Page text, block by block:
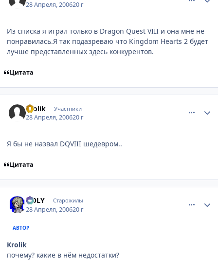
28 Апреля, 200620 г
Из списка я играл только в Dragon Quest VIII и она мне не
понравилась.Я так подазреваю что Kingdom Hearts 2 будет
лучше представленных здесь конкурентов.
Цитата
Krolik Участники
28 Апреля, 200620 г
Я бы не назвал DQVIII шедевром..
Цитата
HOLY Старожилы
28 Апреля, 200620 г
АВТОР
Krolik
почему? какие в нём недостатки?